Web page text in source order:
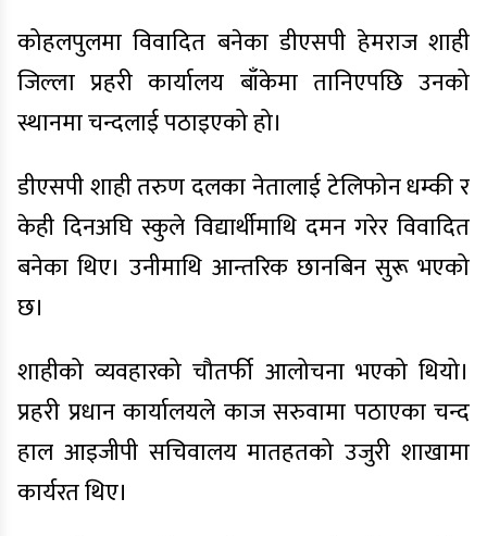
कोहलपुलमा विवादित बनेका डीएसपी हेमराज शाही
जिल्ला प्रहरी कार्यालय बाँकेमा तानिएपछि उनको
स्थानमा चन्दलाई पठाइएको हो।
डीएसपी शाही तरुण दलका नेतालाई टेलिफोन धम्की र
केही दिनअघि स्कुले विद्यार्थीमाथि दमन गरेर विवादित
बनेका थिए। उनीमाथि आन्तरिक छानबिन सुरू भएको
छ।
शाहीको व्यवहारको चौतर्फी आलोचना भएको थियो।
प्रहरी प्रधान कार्यालयले काज सरुवामा पठाएका चन्द
हाल आइजीपी सचिवालय मातहतको उजुरी शाखामा
कार्यरत थिए।